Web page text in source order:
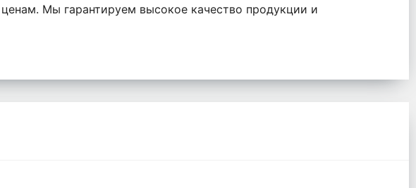
Мы гарантируем высокое качество продукции и